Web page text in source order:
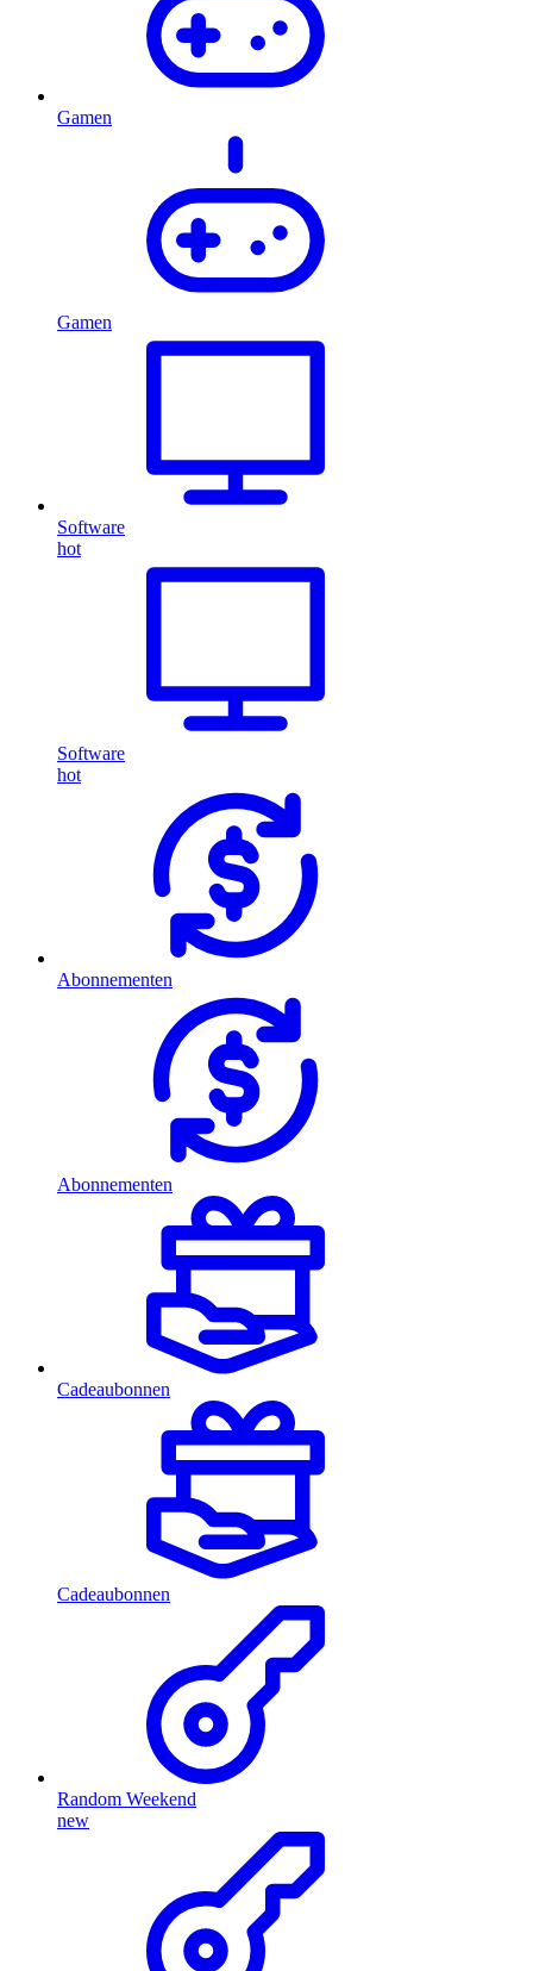
Gamen
Gamen
Software
hot
Software
hot
Abonnementen
Abonnementen
Cadeaubonnen
Cadeaubonnen
Random Weekend
new